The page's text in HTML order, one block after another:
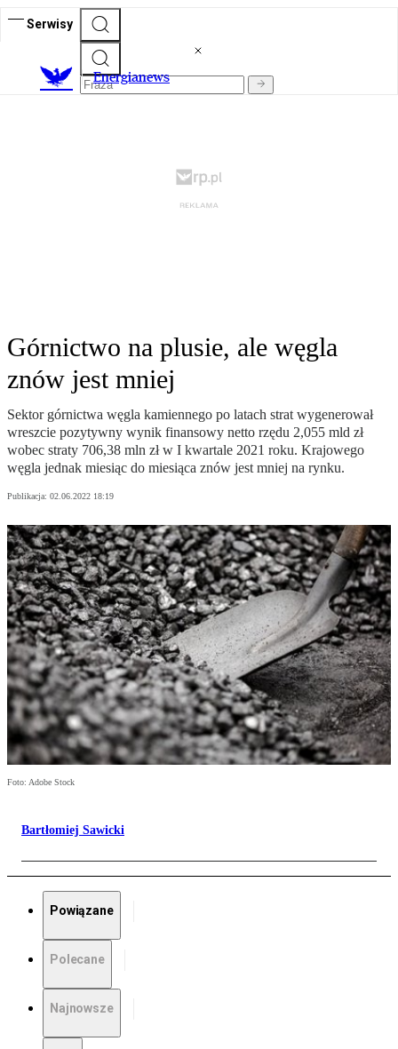
Serwisy
Energianews
Górnictwo na plusie, ale węgla
znów jest mniej
Sektor górnictwa węgla kamiennego po latach strat wygenerował
wreszcie pozytywny wynik finansowy netto rzędu 2,055 mld zł
wobec straty 706,38 mln zł w I kwartale 2021 roku. Krajowego
węgla jednak miesiąc do miesiąca znów jest mniej na rynku.
Publikacja: 02.06.2022 18:19
Foto: Adobe Stock
Bartłomiej Sawicki
Powiązane
Polecane
Najnowsze